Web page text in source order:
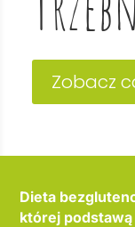
Zobacz
Dieta
której